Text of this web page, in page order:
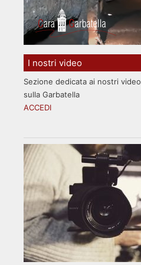
I nostri video
Sezione dedicata ai nostri video
sulla Garbatella
ACCEDI